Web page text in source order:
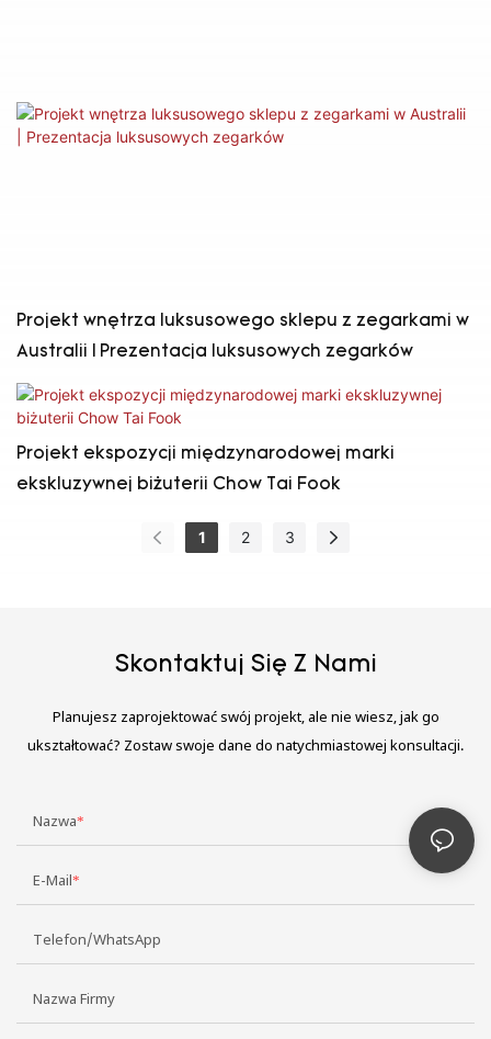
Projekt wnętrza luksusowego sklepu z zegarkami w
Australii | Prezentacja luksusowych zegarków
Projekt ekspozycji międzynarodowej marki
ekskluzywnej biżuterii Chow Tai Fook
1 2 3
Skontaktuj Się Z Nami
Planujesz zaprojektować swój projekt, ale nie wiesz, jak go
ukształtować? Zostaw swoje dane do natychmiastowej konsultacji.
Nazwa
E-Mail
Telefon/WhatsApp
Nazwa Firmy